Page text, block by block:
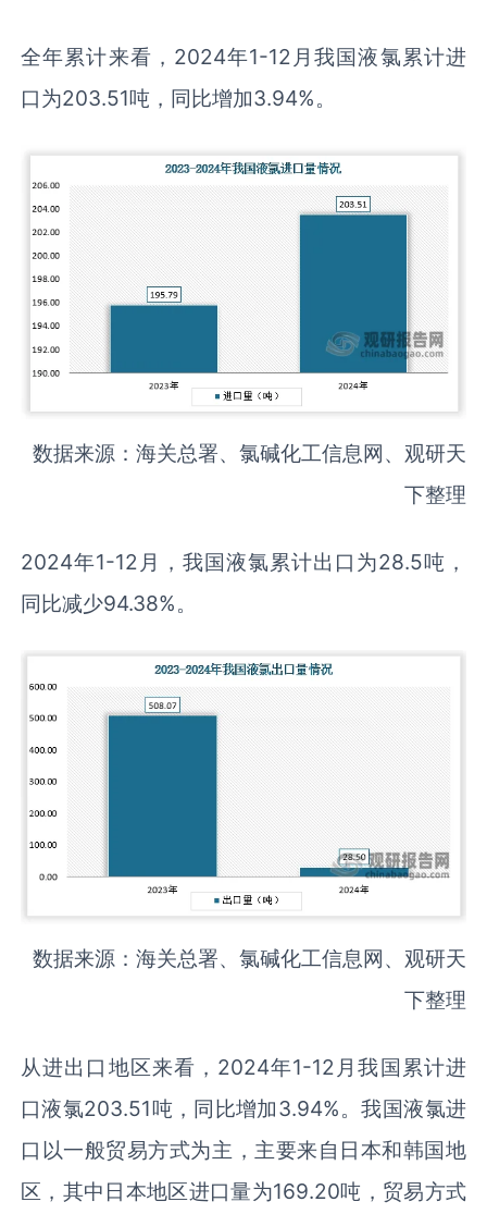
全年累计来看，2024年1-12月我国液氯累计进
口为203.51吨，同比增加3.94%。
数据来源：海关总署、氯碱化工信息网、观研天
下整理
2024年1-12月，我国液氯累计出口为28.5吨，
同比减少94.38%。
数据来源：海关总署、氯碱化工信息网、观研天
下整理
从进出口地区来看，2024年1-12月我国累计进
口液氯203.51吨，同比增加3.94%。我国液氯进
口以一般贸易方式为主，主要来自日本和韩国地
区，其中日本地区进口量为169.20吨，贸易方式